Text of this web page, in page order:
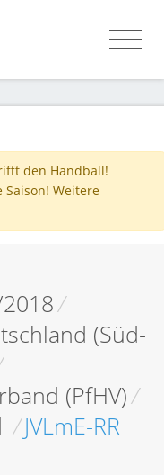
den Handball!
Weitere
/
(Süd-
(PfHV)/
/JVLmE-RR